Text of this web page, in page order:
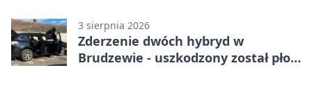
3 sierpnia 2026
Zderzenie dwóch hybryd w
Brudzewie - uszkodzony został płot